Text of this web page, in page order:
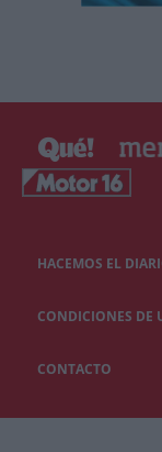
HACEMOS EL
CONDICIONES DE
CONTACTO